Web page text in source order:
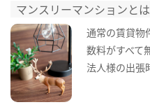
マンスリーマンションと
通常の賃貸物
数料がすべて
法人様の出張